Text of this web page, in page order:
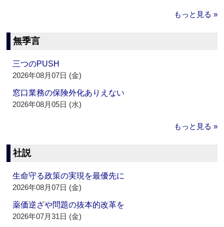
もっと見る »
無季言
三つのPUSH
2026年08月07日 (金)
窓口業務の保険外化ありえない
2026年08月05日 (水)
もっと見る »
社説
生命守る政策の実現を最優先に
2026年08月07日 (金)
薬価逆ざや問題の抜本的改革を
2026年07月31日 (金)